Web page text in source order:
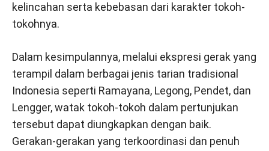
kelincahan serta kebebasan dari karakter tokoh-
tokohnya.
Dalam kesimpulannya, melalui ekspresi gerak yang
terampil dalam berbagai jenis tarian tradisional
Indonesia seperti Ramayana, Legong, Pendet, dan
Lengger, watak tokoh-tokoh dalam pertunjukan
tersebut dapat diungkapkan dengan baik.
Gerakan-gerakan yang terkoordinasi dan penuh